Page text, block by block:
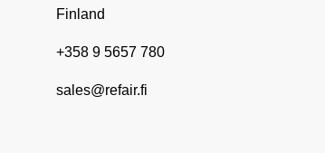
Finland
+358 9 5657 780
sales@refair.fi